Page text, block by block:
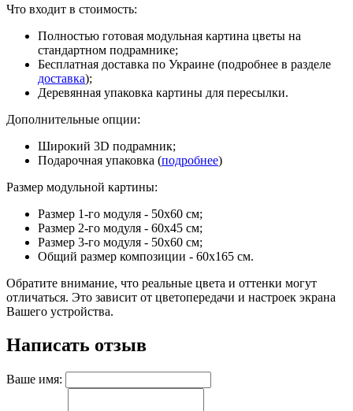
Что входит в стоимость:
Полностью готовая модульная картина цветы на
стандартном подрамнике;
Бесплатная доставка по Украине (подробнее в разделе
доставка);
Деревянная упаковка картины для пересылки.
Дополнительные опции:
Широкий 3D подрамник;
Подарочная упаковка (подробнее)
Размер модульной картины:
Размер 1-го модуля - 50х60 см;
Размер 2-го модуля - 60х45 см;
Размер 3-го модуля - 50х60 см;
Общий размер композиции - 60х165 см.
Обратите внимание, что реальные цвета и оттенки могут
отличаться. Это зависит от цветопередачи и настроек экрана
Вашего устройства.
Написать отзыв
Ваше имя: